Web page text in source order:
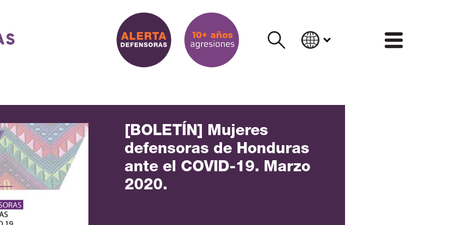
[BOLETÍN] Mujeres
defensoras de Honduras
ante el COVID-19. Marzo
2020.